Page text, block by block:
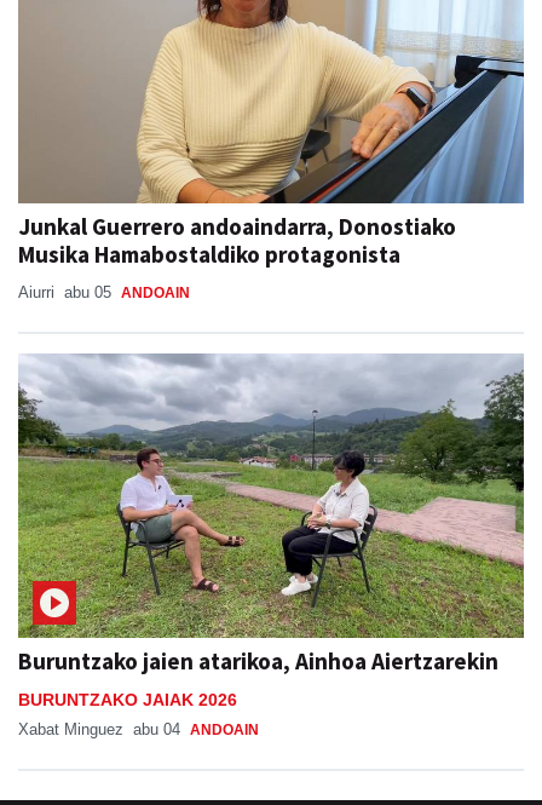
Junkal Guerrero andoaindarra, Donostiako
Musika Hamabostaldiko protagonista
Aiurri abu 05 ANDOAIN
Buruntzako jaien atarikoa, Ainhoa Aiertzarekin
BURUNTZAKO JAIAK 2026
Xabat Minguez abu 04 ANDOAIN